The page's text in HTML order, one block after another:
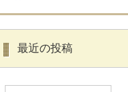
最近の投稿